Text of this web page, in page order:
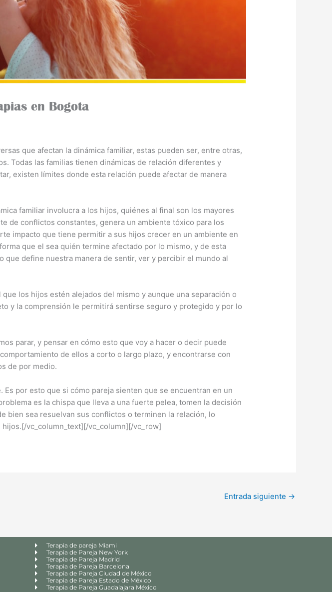
en Bogota
que afectan la dinámica familiar, estas pueden ser, entre otras,
Todas las familias tienen dinámicas de relación diferentes y
existen límites donde esta relación puede afectar de manera
familiar involucra a los hijos, quiénes al final son los mayores
de conflictos constantes, genera un ambiente tóxico para los
impacto que tiene permitir a sus hijos crecer en un ambiente en
que el sea quién termine afectado por lo mismo, y de esta
define nuestra manera de sentir, ver y percibir el mundo al
los hijos estén alejados del mismo y aunque una separación o
y la comprensión le permitirá sentirse seguro y protegido y por lo
parar, y pensar en cómo esto que voy a hacer o decir puede
de ellos a corto o largo plazo, y encontrarse con
de por medio.
por esto que si cómo pareja sienten que se encuentran en un
es la chispa que lleva a una fuerte pelea, tomen la decisión
bien sea resuelvan sus conflictos o terminen la relación, lo
vc_column_text][/vc_column][/vc_row]
Entrada siguiente →
Terapia de pareja Miami
Terapia de Pareja New York
Terapia de Pareja Madrid
Terapia de Pareja Barcelona
Terapia de Pareja Ciudad de México
Terapia de Pareja Estado de México
Terapia de Pareja Guadalajara México